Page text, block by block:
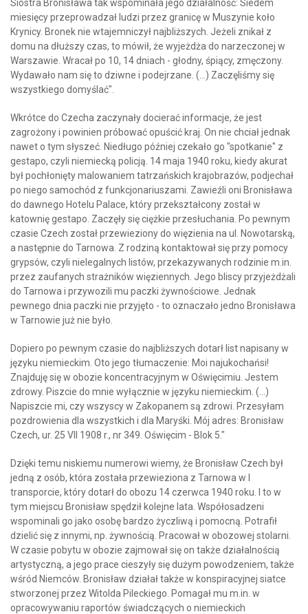
Siostra Bronisława tak wspominała jego działalność: Siedem
miesięcy przeprowadzał ludzi przez granicę w Muszynie koło
Krynicy. Bronek nie wtajemniczył najbliższych. Jeżeli znikał z
domu na dłuższy czas, to mówił, że wyjeżdża do narzeczonej w
Warszawie. Wracał po 10, 14 dniach - głodny, śpiący, zmęczony.
Wydawało nam się to dziwne i podejrzane. (...) Zaczęliśmy się
wszystkiego domyślać".
Wkrótce do Czecha zaczynały docierać informacje, że jest
zagrożony i powinien próbować opuścić kraj. On nie chciał jednak
nawet o tym słyszeć. Niedługo później czekało go "spotkanie" z
gestapo, czyli niemiecką policją. 14 maja 1940 roku, kiedy akurat
był pochłonięty malowaniem tatrzańskich krajobrazów, podjechał
po niego samochód z funkcjonariuszami. Zawieźli oni Bronisława
do dawnego Hotelu Palace, który przekształcony został w
katownię gestapo. Zaczęły się ciężkie przesłuchania. Po pewnym
czasie Czech został przewieziony do więzienia na ul. Nowotarską,
a następnie do Tarnowa. Z rodziną kontaktował się przy pomocy
grypsów, czyli nielegalnych listów, przekazywanych rodzinie m.in.
przez zaufanych strażników więziennych. Jego bliscy przyjeżdżali
do Tarnowa i przywozili mu paczki żywnościowe. Jednak
pewnego dnia paczki nie przyjęto - to oznaczało jedno Bronisława
w Tarnowie już nie było.
Dopiero po pewnym czasie do najbliższych dotarł list napisany w
języku niemieckim. Oto jego tłumaczenie: Moi najukochańsi!
Znajduję się w obozie koncentracyjnym w Oświęcimiu. Jestem
zdrowy. Piszcie do mnie wyłącznie w języku niemieckim. (...)
Napiszcie mi, czy wszyscy w Zakopanem są zdrowi. Przesyłam
pozdrowienia dla wszystkich i dla Maryśki. Mój adres: Bronisław
Czech, ur. 25 VII 1908 r., nr 349. Oświęcim - Blok 5."
Dzięki temu niskiemu numerowi wiemy, że Bronisław Czech był
jedną z osób, która została przewieziona z Tarnowa w I
transporcie, który dotarł do obozu 14 czerwca 1940 roku. I to w
tym miejscu Bronisław spędził kolejne lata. Współosadzeni
wspominali go jako osobę bardzo życzliwą i pomocną. Potrafił
dzielić się z innymi, np. żywnością. Pracował w obozowej stolarni.
W czasie pobytu w obozie zajmował się on także działalnością
artystyczną, a jego prace cieszyły się dużym powodzeniem, także
wśród Niemców. Bronisław działał także w konspiracyjnej siatce
stworzonej przez Witolda Pileckiego. Pomagał mu m.in. w
opracowywaniu raportów świadczących o niemieckich